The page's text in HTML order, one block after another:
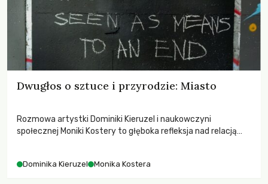
Dwugłos o sztuce i przyrodzie: Miasto
Rozmowa artystki Dominiki Kieruzel i naukowczyni
społecznej Moniki Kostery to głęboka refleksja nad relacją
Dominika Kieruzel Monika Kostera